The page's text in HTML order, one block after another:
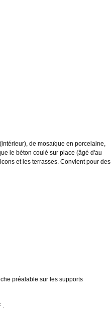
de mosaïque en porcelaine,
le béton coulé sur place (âgé d'au
et les terrasses. Convient pour des
préalable sur les supports
.